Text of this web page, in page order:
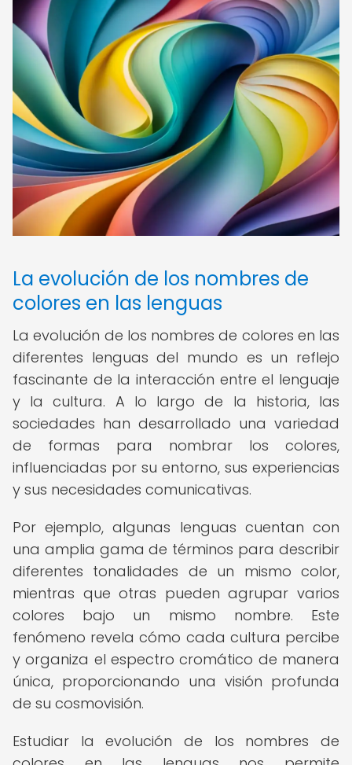
La evolución de los nombres de
colores en las lenguas
La evolución de los nombres de colores en las
diferentes lenguas del mundo es un reflejo
fascinante de la interacción entre el lenguaje
y la cultura. A lo largo de la historia, las
sociedades han desarrollado una variedad
de formas para nombrar los colores,
influenciadas por su entorno, sus experiencias
y sus necesidades comunicativas.
Por ejemplo, algunas lenguas cuentan con
una amplia gama de términos para describir
diferentes tonalidades de un mismo color,
mientras que otras pueden agrupar varios
colores bajo un mismo nombre. Este
fenómeno revela cómo cada cultura percibe
y organiza el espectro cromático de manera
única, proporcionando una visión profunda
de su cosmovisión.
Estudiar la evolución de los nombres de